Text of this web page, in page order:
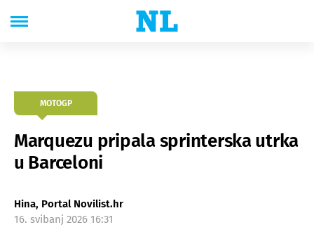
MOTOGP
Marquezu pripala sprinterska utrka
u Barceloni
Hina, Portal Novilist.hr
16. svibanj 2026 16:31